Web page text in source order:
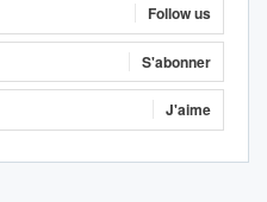
Follow us
S'abonner
J'aime